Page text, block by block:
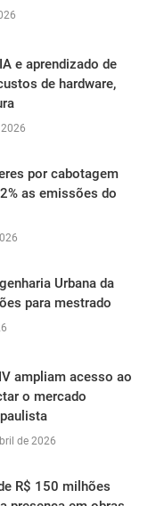
e aprendizado de
de hardware,
por cabotagem
as emissões do
Urbana da
para mestrado
ampliam acesso ao
o mercado
de 2026
R$ 150 milhões